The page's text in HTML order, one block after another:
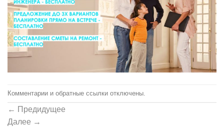
Комментарии и обратные ссылки отключены.
← Предидущее
Далее →